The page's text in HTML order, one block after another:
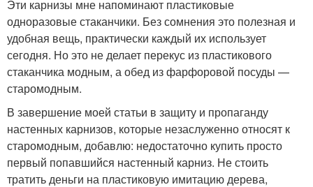
Эти карнизы мне напоминают пластиковые
одноразовые стаканчики. Без сомнения это полезная и
удобная вещь, практически каждый их использует
сегодня. Но это не делает перекус из пластикового
стаканчика модным, а обед из фарфоровой посуды —
старомодным.
В завершение моей статьи в защиту и пропаганду
настенных карнизов, которые незаслуженно относят к
старомодным, добавлю: недостаточно купить просто
первый попавшийся настенный карниз. Не стоить
тратить деньги на пластиковую имитацию дерева,